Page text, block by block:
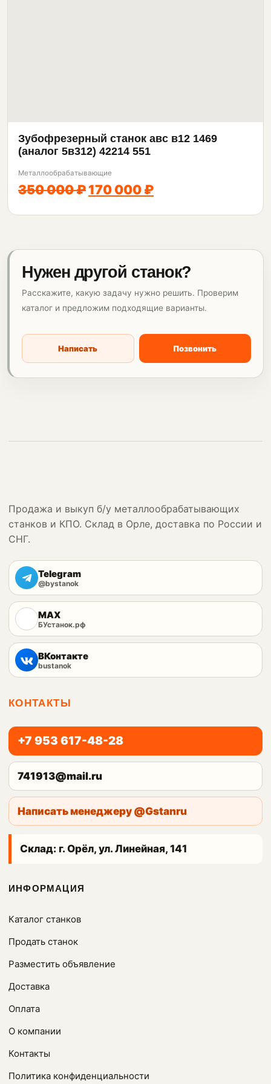
Зубофрезерный станок авс в12 1469
(аналог 5в312) 42214 551
Металлообрабатывающие
350 000 ₽ 170 000 ₽
Нужен другой станок?
Расскажите, какую задачу нужно решить. Проверим
каталог и предложим подходящие варианты.
Написать Позвонить
Продажа и выкуп б/у металлообрабатывающих
станков и КПО. Склад в Орле, доставка по России и
СНГ.
Telegram
@bystanok
MAX
БУстанок.рф
ВКонтакте
bustanok
КОНТАКТЫ
+7 953 617-48-28
741913@mail.ru
Написать менеджеру @Gstanru
Склад: г. Орёл, ул. Линейная, 141
ИНФОРМАЦИЯ
Каталог станков
Продать станок
Разместить объявление
Доставка
Оплата
О компании
Контакты
Политика конфиденциальности